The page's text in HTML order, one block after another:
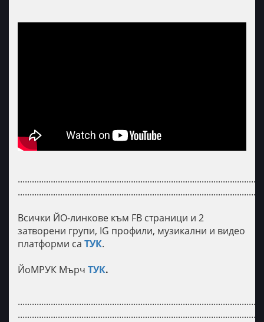
Всички ЙО-линкове към FB страници и 2
затворени групи, IG профили, музикални и видео
платформи са ТУК.
ЙоМРУК Мърч ТУК.